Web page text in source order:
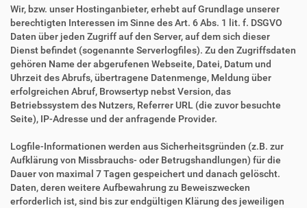
Wir, bzw. unser Hostinganbieter, erhebt auf Grundlage unserer
berechtigten Interessen im Sinne des Art. 6 Abs. 1 lit. f. DSGVO
Daten über jeden Zugriff auf den Server, auf dem sich dieser
Dienst befindet (sogenannte Serverlogfiles). Zu den Zugriffsdaten
gehören Name der abgerufenen Webseite, Datei, Datum und
Uhrzeit des Abrufs, übertragene Datenmenge, Meldung über
erfolgreichen Abruf, Browsertyp nebst Version, das
Betriebssystem des Nutzers, Referrer URL (die zuvor besuchte
Seite), IP-Adresse und der anfragende Provider.
Logfile-Informationen werden aus Sicherheitsgründen (z.B. zur
Aufklärung von Missbrauchs- oder Betrugshandlungen) für die
Dauer von maximal 7 Tagen gespeichert und danach gelöscht.
Daten, deren weitere Aufbewahrung zu Beweiszwecken
erforderlich ist, sind bis zur endgültigen Klärung des jeweiligen